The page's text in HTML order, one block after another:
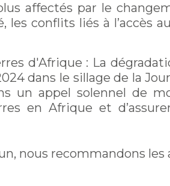
affectés par le
conflits liés à l’accès
d'Afrique : La
dans le sillage de la
un appel solennel de
en Afrique et
nous recommandons les